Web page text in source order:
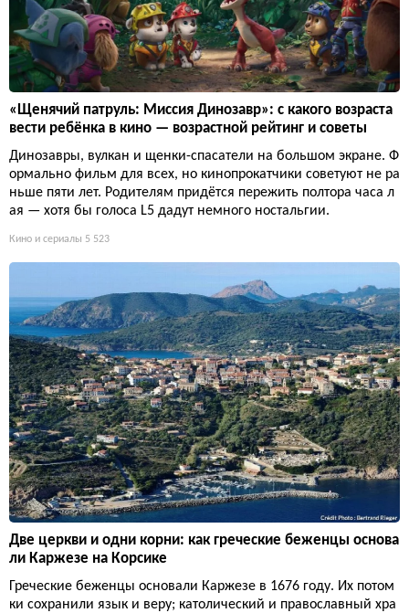
«Щенячий патруль: Миссия Динозавр»: с какого возраста
вести ребёнка в кино — возрастной рейтинг и советы
Динозавры, вулкан и щенки-спасатели на большом экране. Ф
ормально фильм для всех, но кинопрокатчики советуют не ра
ньше пяти лет. Родителям придётся пережить полтора часа л
ая — хотя бы голоса L5 дадут немного ностальгии.
Кино и сериалы 5 523
Две церкви и одни корни: как греческие беженцы основа
ли Каржезе на Корсике
Греческие беженцы основали Каржезе в 1676 году. Их потом
ки сохранили язык и веру; католический и православный хра